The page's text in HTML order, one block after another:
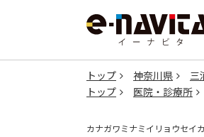
トップ 神奈川県 三
トップ
医院・診療所
カナガワミナミイリョウセイ